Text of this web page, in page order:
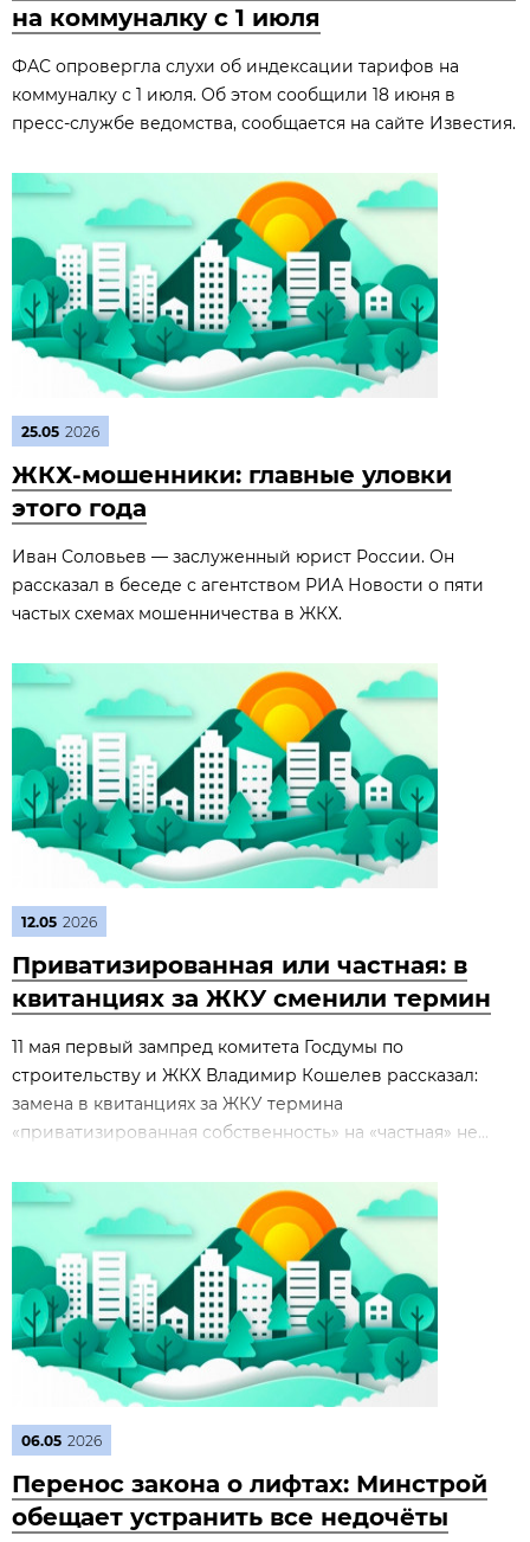
на коммуналку с 1 июля
ФАС опровергла слухи об индексации тарифов на
коммуналку с 1 июля. Об этом сообщили 18 июня в
пресс‑службе ведомства, сообщается на сайте Известия.
25.05 2026
ЖКХ-мошенники: главные уловки
этого года
Иван Соловьев — заслуженный юрист России. Он
рассказал в беседе с агентством РИА Новости о пяти
частых схемах мошенничества в ЖКХ.
12.05 2026
Приватизированная или частная: в
квитанциях за ЖКУ сменили термин
11 мая первый зампред комитета Госдумы по
строительству и ЖКХ Владимир Кошелев рассказал:
замена в квитанциях за ЖКУ термина
«приватизированная собственность» на «частная» не...
06.05 2026
Перенос закона о лифтах: Минстрой
обещает устранить все недочёты